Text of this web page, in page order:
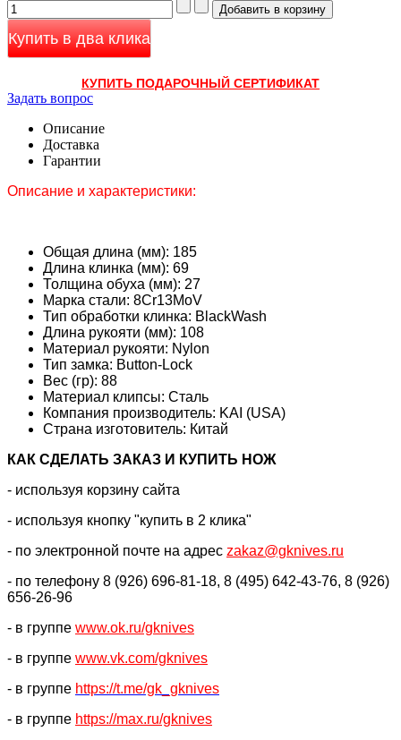
Купить в два клика
КУПИТЬ ПОДАРОЧНЫЙ СЕРТИФИКАТ
Задать вопрос
Описание
Доставка
Гарантии
Описание и характеристики:
Общая длина (мм): 185
Длина клинка (мм): 69
Толщина обуха (мм): 27
Марка стали: 8Cr13MoV
Тип обработки клинка: BlackWash
Длина рукояти (мм): 108
Материал рукояти: Nylon
Тип замка: Button-Lock
Вес (гр): 88
Материал клипсы: Сталь
Компания производитель: KAI (USA)
Страна изготовитель: Китай
КАК CДЕЛАТЬ ЗАКАЗ И КУПИТЬ НОЖ
- используя корзину сайта
- используя кнопку "купить в 2 клика"
- по электронной почте на адрес zakaz@gknives.ru
- по телефону 8 (926) 696-81-18, 8 (495) 642-43-76, 8 (926)
656-26-96
- в группе www.ok.ru/gknives
- в группе www.vk.com/gknives
- в группе https://t.me/gk_gknives
- в группе https://max.ru/gknives